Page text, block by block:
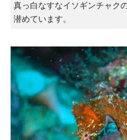
真っ白なすなイソギンチャク
潜めています。